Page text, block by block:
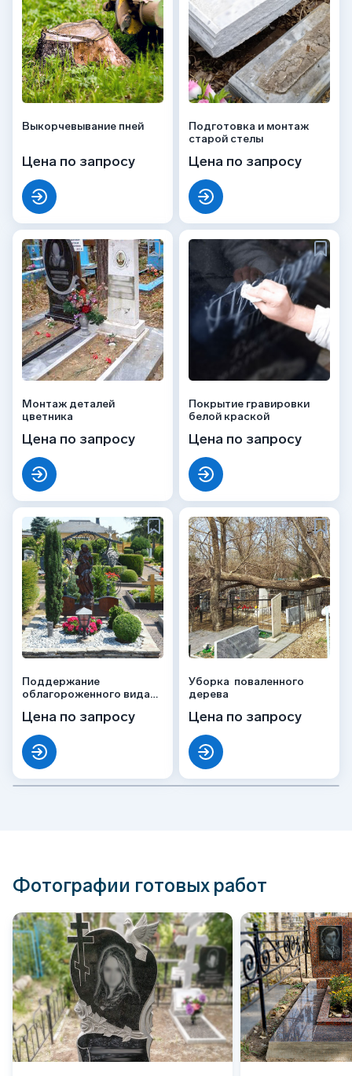
Выкорчевывание пней
Цена по запросу
Подготовка и монтаж
старой стелы
Цена по запросу
Монтаж деталей
цветника
Цена по запросу
Покрытие гравировки
белой краской
Цена по запросу
Поддержание
облагороженного вида
Цена по запросу
Уборка поваленного
дерева
Цена по запросу
Фотографии готовых работ